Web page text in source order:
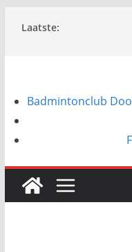
naar
Laatste:
Badmintonclub